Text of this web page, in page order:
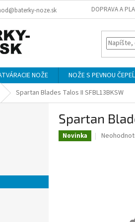
noze.sk DOPRAVA A
NOŽE NOŽE S PEVNOU
Spartan Blades Talos II SFBL13BKSW
Spartan
Novinka
Priemerné